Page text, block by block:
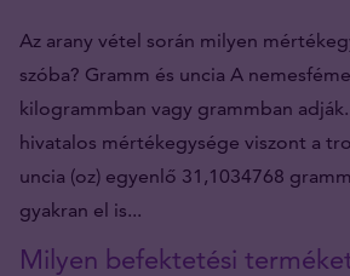
Az arany vétel során milyen
szóba? Gramm és uncia A
kilogrammban vagy grammban
hivatalos mértékegysége viszont a
uncia (oz) egyenlő 31,1034768
gyakran el is...
Milyen befektetési